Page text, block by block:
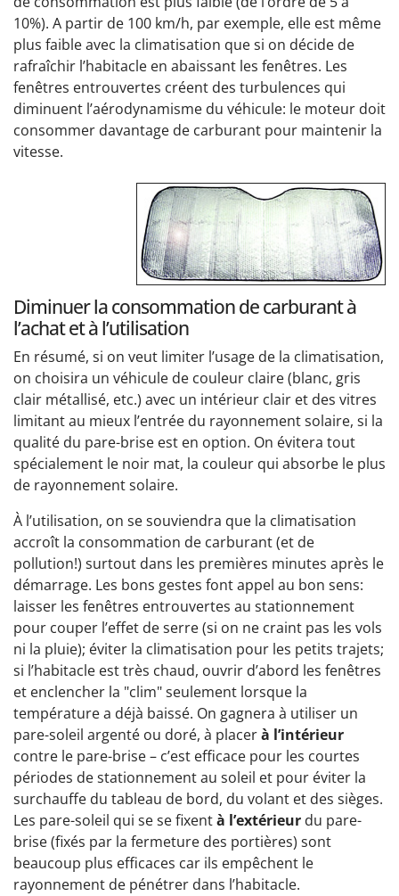
10%). A partir de 100 km/h, par exemple, elle est même
plus faible avec la climatisation que si on décide de
rafraîchir l’habitacle en abaissant les fenêtres. Les
fenêtres entrouvertes créent des turbulences qui
diminuent l’aérodynamisme du véhicule: le moteur doit
consommer davantage de carburant pour maintenir la
vitesse.
Diminuer la consommation de carburant à
l’achat et à l’utilisation
En résumé, si on veut limiter l’usage de la climatisation,
on choisira un véhicule de couleur claire (blanc, gris
clair métallisé, etc.) avec un intérieur clair et des vitres
limitant au mieux l’entrée du rayonnement solaire, si la
qualité du pare-brise est en option. On évitera tout
spécialement le noir mat, la couleur qui absorbe le plus
de rayonnement solaire.
À l’utilisation, on se souviendra que la climatisation
accroît la consommation de carburant (et de
pollution!) surtout dans les premières minutes après le
démarrage. Les bons gestes font appel au bon sens:
laisser les fenêtres entrouvertes au stationnement
pour couper l’effet de serre (si on ne craint pas les vols
ni la pluie); éviter la climatisation pour les petits trajets;
si l’habitacle est très chaud, ouvrir d’abord les fenêtres
et enclencher la "clim" seulement lorsque la
température a déjà baissé. On gagnera à utiliser un
pare-soleil argenté ou doré, à placerà l’intérieur
contre le pare-brise – c’est efficace pour les courtes
périodes de stationnement au soleil et pour éviter la
surchauffe du tableau de bord, du volant et des sièges.
Les pare-soleil qui se se fixentà l’extérieur du pare-
brise (fixés par la fermeture des portières) sont
beaucoup plus efficaces car ils empêchent le
rayonnement de pénétrer dans l’habitacle.